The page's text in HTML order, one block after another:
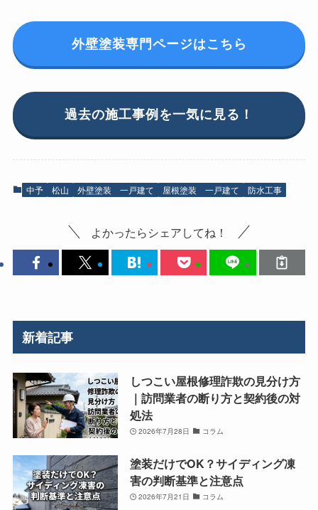
外壁塗装専門ページはこちら
過去の施工事例を一気に見る！
中予 松山 外壁塗装 一戸建て 屋根塗装 一戸建て 防水工事
よかったらシェアしてね！
新着記事
しつこい屋根修理詐欺の見分け方
｜訪問業者の断り方と契約後の対
処法
2026年7月28日 コラム
塗装だけでOK？サイディング凍
害の判断基準と注意点
2026年7月21日 コラム